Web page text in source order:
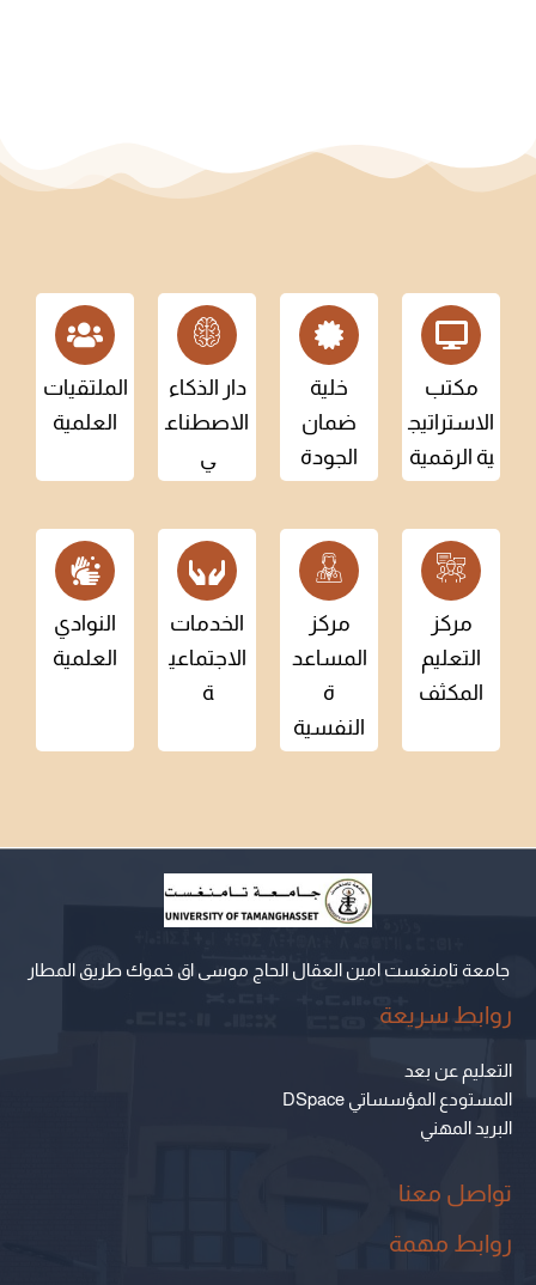
مكتب
الاستراتيج
ية الرقمية
خلية
ضمان
الجودة
دار الذكاء
الاصطناع
ي
الملتقيات
العلمية
مركز
التعليم
المكثف
مركز
المساعد
ة
النفسية
الخدمات
الاجتماعي
ة
النوادي
العلمية
جامعة تامنغست امين العقال الحاج موسى اق خموك طريق المطار
روابط سريعة
التعليم عن بعد
المستودع المؤسساتي DSpace
البريد المهني
تواصل معنا
روابط مهمة